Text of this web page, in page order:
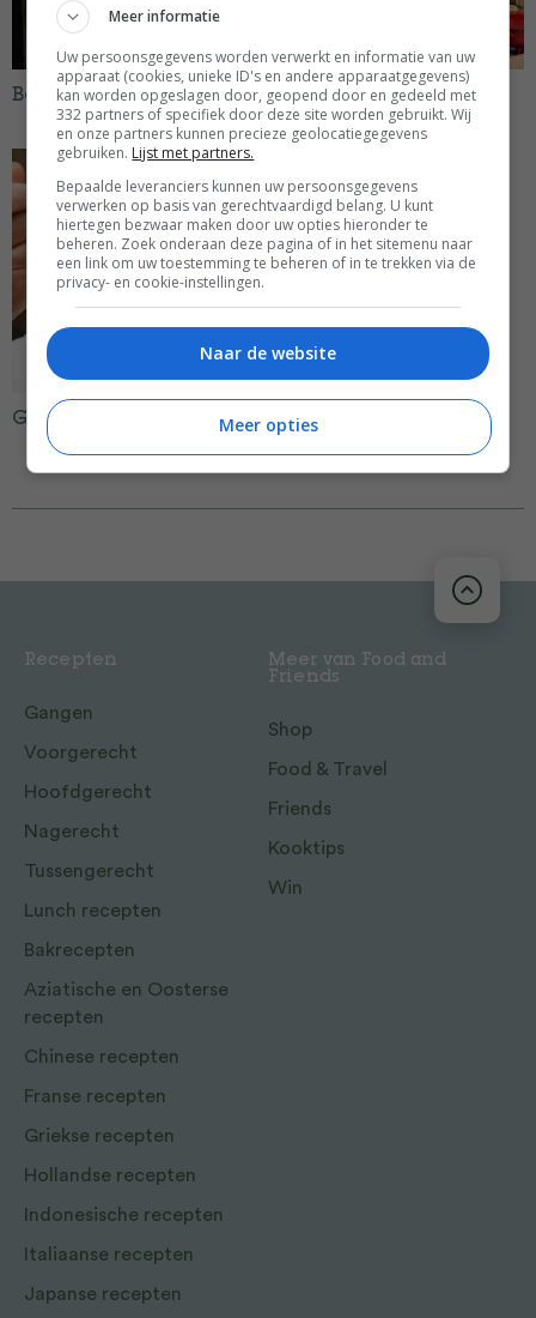
Benine Bijleveld Rens Kroes
Gennaro Contaldo
Recepten
Gangen
Voorgerecht
Hoofdgerecht
Nagerecht
Tussengerecht
Lunch recepten
Bakrecepten
Aziatische en Oosterse
recepten
Chinese recepten
Franse recepten
Griekse recepten
Hollandse recepten
Indonesische recepten
Italiaanse recepten
Japanse recepten
Meer van Food and
Friends
Shop
Food & Travel
Friends
Kooktips
Win
Meer informatie
Uw persoonsgegevens worden verwerkt en informatie van uw
apparaat (cookies, unieke ID's en andere apparaatgegevens)
kan worden opgeslagen door, geopend door en gedeeld met
332 partners of specifiek door deze site worden gebruikt. Wij
en onze partners kunnen precieze geolocatiegegevens
gebruiken. Lijst met partners.
Bepaalde leveranciers kunnen uw persoonsgegevens
verwerken op basis van gerechtvaardigd belang. U kunt
hiertegen bezwaar maken door uw opties hieronder te
beheren. Zoek onderaan deze pagina of in het sitemenu naar
een link om uw toestemming te beheren of in te trekken via de
privacy- en cookie-instellingen.
Naar de website
Meer opties